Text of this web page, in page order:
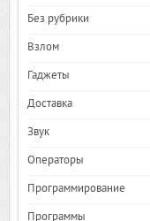
Без рубрики
Взлом
Гаджеты
Доставка
Звук
Операторы
Программирование
Программы